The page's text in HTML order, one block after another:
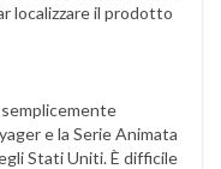
localizzare il prodotto
e la Serie Animata
Stati Uniti. È difficile